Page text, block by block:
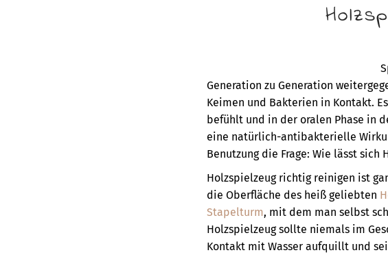
Generation zu Generation
Keimen und Bakterien in Kontakt.
befühlt und in der oralen Phase in
eine natürlich-antibakterielle
Benutzung die Frage: Wie lässt
Holzspielzeug richtig reinigen ist
die Oberfläche des heiß geliebten
Stapelturm, mit dem man selbst
Holzspielzeug sollte niemals im
Kontakt mit Wasser aufquillt und